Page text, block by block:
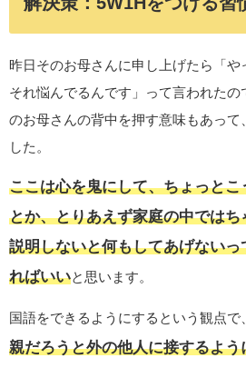
昨日そのお母さんに申し上げたら「や
それ悩んでるんです」って言われた
のお母さんの背中を押す意味もあって
した。
ここは心を鬼にして、ちょっと
とか、とりあえず家庭の中では
説明しないと何もしてあげない
ればいいと思います。
国語をできるようにするという観点で、
親だろうと外の他人に接するよ